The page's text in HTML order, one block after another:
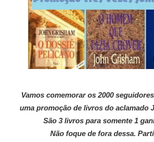
Vamos comemorar os 2000
uma promoção de livros do aclamado
São 3 livros para somente 1
Não foque de fora dessa.